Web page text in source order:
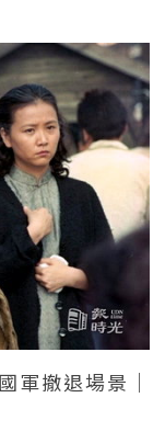
軍撤退場景｜